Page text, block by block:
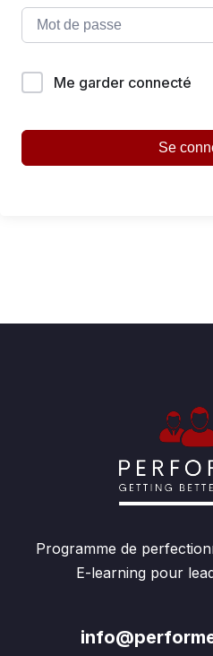
Me garder connecté
Se
Programme de
E-learning pour